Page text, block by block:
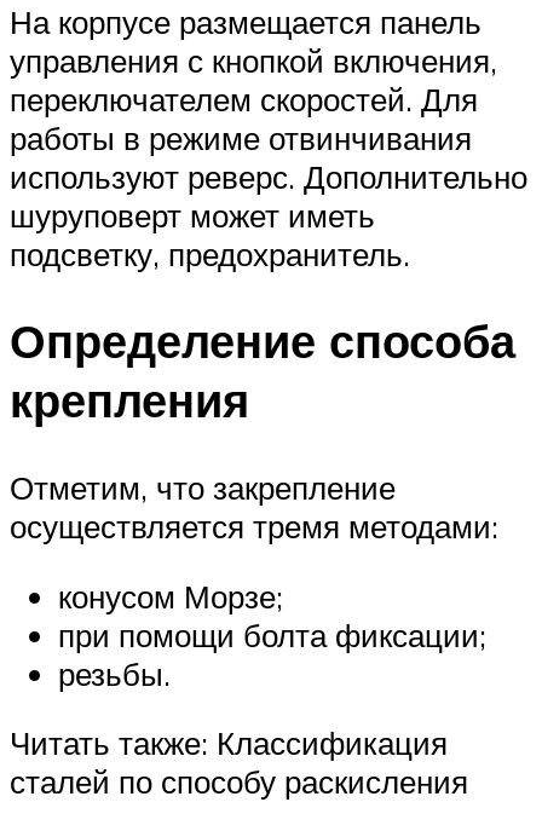
На корпусе размещается панель
управления с кнопкой включения,
переключателем скоростей. Для
работы в режиме отвинчивания
используют реверс. Дополнительно
шуруповерт может иметь
подсветку, предохранитель.
Определение способа
крепления
Отметим, что закрепление
осуществляется тремя методами:
конусом Морзе;
при помощи болта фиксации;
резьбы.
Читать также: Классификация
сталей по способу раскисления